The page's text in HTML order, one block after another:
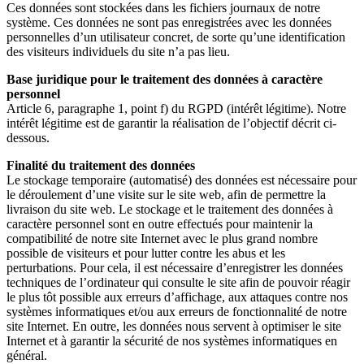
Ces données sont stockées dans les fichiers journaux de notre
système. Ces données ne sont pas enregistrées avec les données
personnelles d’un utilisateur concret, de sorte qu’une identification
des visiteurs individuels du site n’a pas lieu.
Base juridique pour le traitement des données à caractère
personnel
Article 6, paragraphe 1, point f) du RGPD (intérêt légitime). Notre
intérêt légitime est de garantir la réalisation de l’objectif décrit ci-
dessous.
Finalité du traitement des données
Le stockage temporaire (automatisé) des données est nécessaire pour
le déroulement d’une visite sur le site web, afin de permettre la
livraison du site web. Le stockage et le traitement des données à
caractère personnel sont en outre effectués pour maintenir la
compatibilité de notre site Internet avec le plus grand nombre
possible de visiteurs et pour lutter contre les abus et les
perturbations. Pour cela, il est nécessaire d’enregistrer les données
techniques de l’ordinateur qui consulte le site afin de pouvoir réagir
le plus tôt possible aux erreurs d’affichage, aux attaques contre nos
systèmes informatiques et/ou aux erreurs de fonctionnalité de notre
site Internet. En outre, les données nous servent à optimiser le site
Internet et à garantir la sécurité de nos systèmes informatiques en
général.